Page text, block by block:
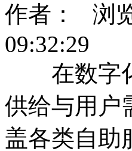
作者： 浏
09:32:29
在数字化
供给与用户
盖各类自助